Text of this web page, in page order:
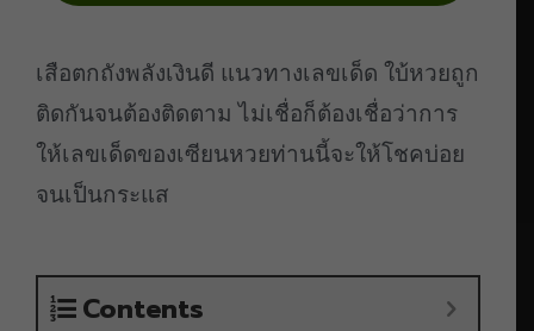
เสือตกถังพลังเงินดี แนวทางเลขเด็ด ใบ้หวยถูก
ติดกันจนต้องติดตาม ไม่เชื่อก็ต้องเชื่อว่าการ
ให้เลขเด็ดของเซียนหวยท่านนี้จะให้โชคบ่อย
จนเป็นกระแส
Contents